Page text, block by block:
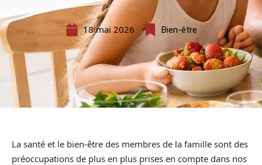
18 mai 2026 Bien-être
La santé et le bien-être des membres de la famille sont des
préoccupations de plus en plus prises en compte dans nos